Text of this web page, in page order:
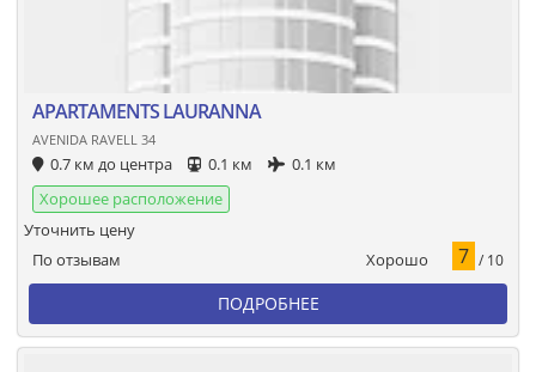
APARTAMENTS LAURANNA
AVENIDA RAVELL 34
0.7 км до центра 0.1 км
0.1 км
Хорошее расположение
По отзывам Хорошо 7 / 10
Уточнить цену
ПОДРОБНЕЕ